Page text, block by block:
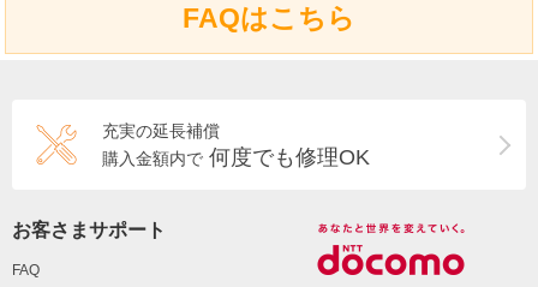
FAQはこちら
充実の延長補償
購入金額内で 何度でも修理OK
お客さまサポート
FAQ